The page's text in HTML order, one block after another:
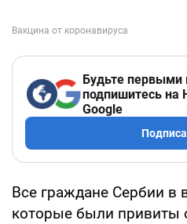
Будьте первыми
подпишитесь на
Google
Все граждане Сербии в
которые были привиты